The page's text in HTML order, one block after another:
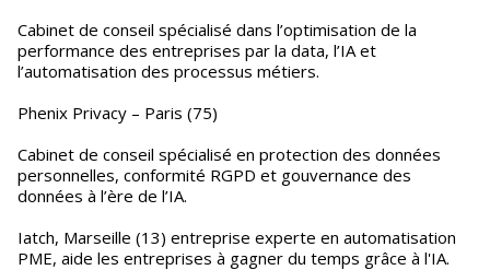
Cabinet de conseil spécialisé dans l’optimisation de la
performance des entreprises par la data, l’IA et
l’automatisation des processus métiers.
Phenix Privacy – Paris (75)
Cabinet de conseil spécialisé en protection des données
personnelles, conformité RGPD et gouvernance des
données à l’ère de l’IA.
Iatch, Marseille (13) entreprise experte en automatisation
PME, aide les entreprises à gagner du temps grâce à l'IA.